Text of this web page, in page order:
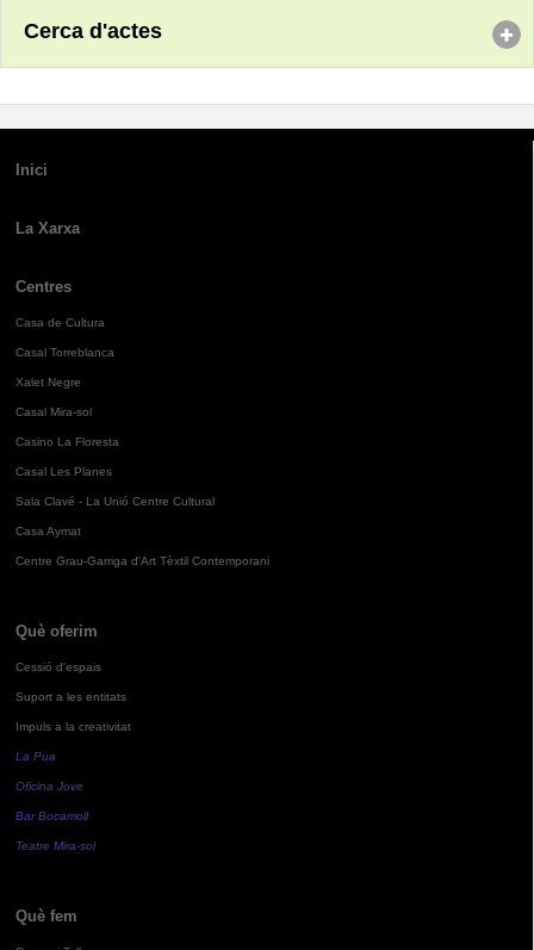
Cerca d'actes
Inici
La Xarxa
Centres
Casa de Cultura
Casal Torreblanca
Xalet Negre
Casal Mira-sol
Casino La Floresta
Casal Les Planes
Sala Clavé - La Unió Centre Cultural
Casa Aymat
Centre Grau-Garriga d'Art Tèxtil Contemporani
Què oferim
Cessió d'espais
Suport a les entitats
Impuls a la creativitat
La Pua
Oficina Jove
Bar Bocamoll
Teatre Mira-sol
Què fem